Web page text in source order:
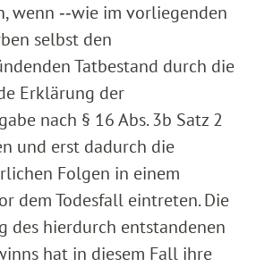
wenn ‑‑wie im vorliegenden
selbst den
Tatbestand durch die
Erklärung der
nach § 16 Abs. 3b Satz 2
und erst dadurch die
Folgen in einem
dem Todesfall eintreten. Die
des hierdurch entstandenen
hat in diesem Fall ihre